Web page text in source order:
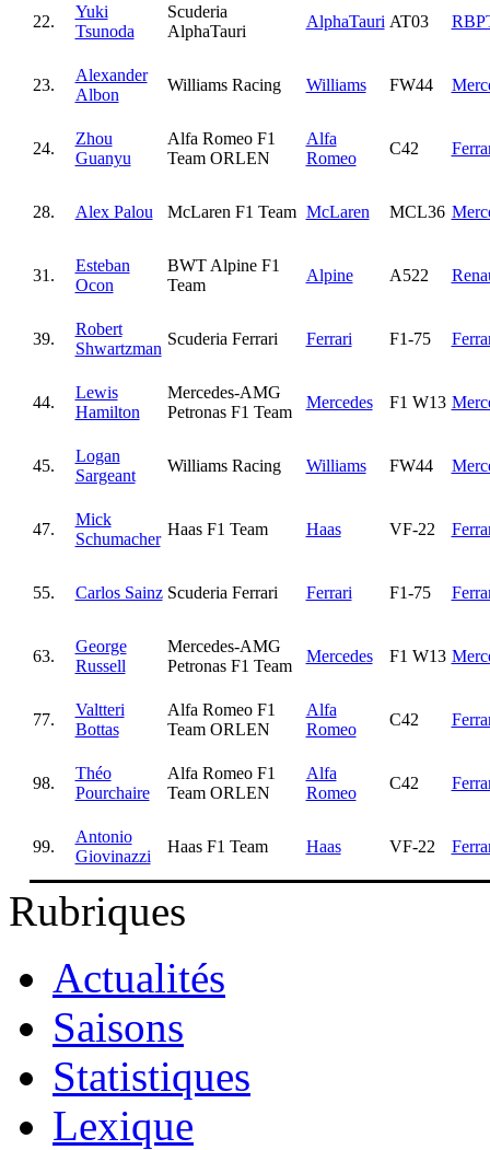
22.
Yuki
Tsunoda
Scuderia
AlphaTauri
AlphaTauri AT03
23.
Alexander
Albon
Williams Racing Williams FW44
24.
Zhou
Guanyu
Alfa Romeo F1
Team ORLEN
Alfa
Romeo
C42
28. Alex Palou McLaren F1 Team McLaren MCL36
31.
Esteban
Ocon
BWT Alpine F1
Team
Alpine A522
39.
Robert
Shwartzman
Scuderia Ferrari Ferrari F1-75
44.
Lewis
Hamilton
Mercedes-AMG
Petronas F1 Team
Mercedes F1 W13
45.
Logan
Sargeant
Williams Racing Williams FW44
47.
Mick
Schumacher
Haas F1 Team Haas VF-22
55. Carlos Sainz Scuderia Ferrari Ferrari F1-75
63.
George
Russell
Mercedes-AMG
Petronas F1 Team
Mercedes F1 W13
77.
Valtteri
Bottas
Alfa Romeo F1
Team ORLEN
Alfa
Romeo
C42
98.
Théo
Pourchaire
Alfa Romeo F1
Team ORLEN
Alfa
Romeo
C42
99.
Antonio
Giovinazzi
Haas F1 Team Haas VF-22
Rubriques
Actualités
Saisons
Statistiques
Lexique